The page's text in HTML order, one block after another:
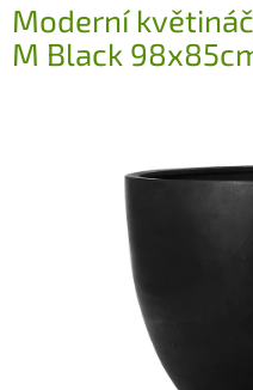
Moderní
M Black